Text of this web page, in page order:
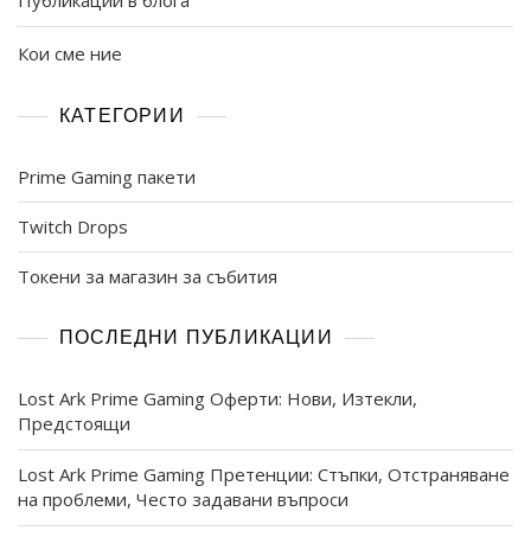
Кои сме ние
КАТЕГОРИИ
Prime Gaming пакети
Twitch Drops
Токени за магазин за събития
ПОСЛЕДНИ ПУБЛИКАЦИИ
Lost Ark Prime Gaming Оферти: Нови, Изтекли,
Предстоящи
Lost Ark Prime Gaming Претенции: Стъпки, Отстраняване
на проблеми, Често задавани въпроси